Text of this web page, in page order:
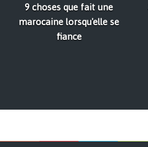
9 choses que fait une
marocaine lorsqu'elle se
fiance